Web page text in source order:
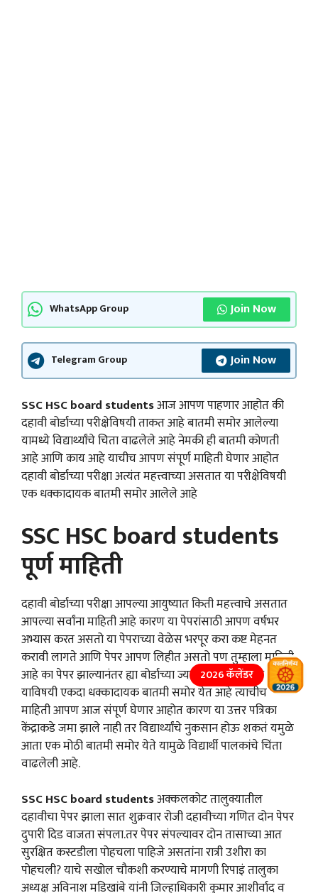
WhatsApp Group Join Now
Telegram Group Join Now
SSC HSC board studentsआज आपण पाहणार आहोत की
दहावी बोर्डाच्या परीक्षेविषयी ताकत आहे बातमी समोर आलेल्या
यामध्ये विद्यार्थ्यांचे चिता वाढलेले आहे नेमकी ही बातमी कोणती
आहे आणि काय आहे याचीच आपण संपूर्ण माहिती घेणार आहोत
दहावी बोर्डाच्या परीक्षा अत्यंत महत्त्वाच्या असतात या परीक्षेविषयी
एक धक्कादायक बातमी समोर आलेले आहे
SSC HSC board students
पूर्ण माहिती
दहावी बोर्डाच्या परीक्षा आपल्या आयुष्यात किती महत्त्वाचे असतात
आपल्या सर्वांना माहिती आहे कारण या पेपरांसाठी आपण वर्षभर
अभ्यास करत असतो या पेपराच्या वेळेस भरपूर करा कष्ट मेहनत
करावी लागते आणि पेपर आपण लिहीत असतो पण तुम्हाला माहिती
आहे का पेपर झाल्यानंतर ह्या बोर्डाच्या ज्या उत्तर पत्रिका असतात
याविषयी एकदा धक्कादायक बातमी समोर येत आहे त्याचीच
माहिती आपण आज संपूर्ण घेणार आहोत कारण या उत्तर पत्रिका
केंद्राकडे जमा झाले नाही तर विद्यार्थ्यांचे नुकसान होऊ शकतं यमुळे
आता एक मोठी बातमी समोर येते यामुळे विद्यार्थी पालकांचे चिंता
वाढलेली आहे.
SSC HSC board studentsअक्कलकोट तालुक्यातील
दहावीचा पेपर झाला सात शुक्रवार रोजी दहावीच्या गणित दोन पेपर
दुपारी दिड वाजता संपला.तर पेपर संपल्यावर दोन तासाच्या आत
सुरक्षित कस्टडीला पोहचला पाहिजे असतांना रात्री उशीरा का
पोहचली? याचे सखोल चौकशी करण्याचे मागणी रिपाइं तालुका
अध्यक्ष अविनाश मडिखांबे यांनी जिल्हाधिकारी कुमार आशीर्वाद व
2026 कॅलेंडर